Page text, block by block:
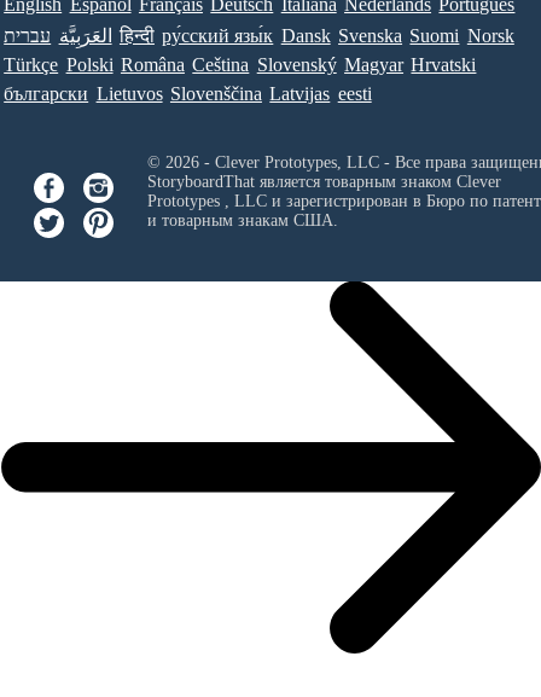
English Español Français Deutsch Italiana Nederlands Português
עברית العَرَبِيَّة हिन्दी ру́сский язы́к Dansk Svenska Suomi Norsk
Türkçe Polski Româna Ceština Slovenský Magyar Hrvatski
български Lietuvos Slovenščina Latvijas eesti
© 2026 - Clever Prototypes, LLC - Все права
StoryboardThat является товарным знаком Clever
Prototypes , LLCи зарегистрирован в Бюро по
и товарным знакам США.